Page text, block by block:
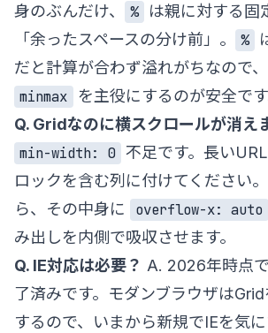
身のぶんだけ、
% は親に対する固
「余ったスペースの分け前」。
%
だと計算が合わず溢れがちなので
minmax
を主役にするのが安全です
Q. Gridなのに横スクロールが消え
min-width: 0 不足です。長い
ロックを含む列に付けてください
ら、その中身に
overflow-x: auto
み出しを内側で吸収させます。
Q. IE対応は必要？ A. 2026年時点
了済みです。モダンブラウザは
するので、いまから新規でIEを気